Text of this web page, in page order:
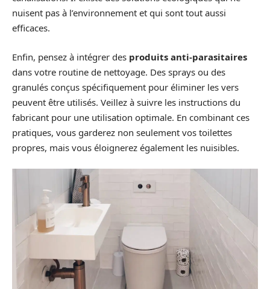
nuisent pas à l’environnement et qui sont tout aussi
efficaces.
Enfin, pensez à intégrer des produits anti-parasitaires
dans votre routine de nettoyage. Des sprays ou des
granulés conçus spécifiquement pour éliminer les vers
peuvent être utilisés. Veillez à suivre les instructions du
fabricant pour une utilisation optimale. En combinant ces
pratiques, vous garderez non seulement vos toilettes
propres, mais vous éloignerez également les nuisibles.